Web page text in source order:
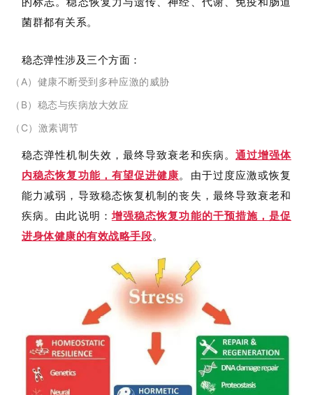
菌群都有关系。
稳态弹性涉及三个方面：
（A）健康不断受到多种应激的威胁
（B）稳态与疾病放大效应
（C）激素调节
稳态弹性机制失效，最终导致衰老和疾病。通过增强体
内稳态恢复功能，有望促进健康。由于过度应激或恢复
能力减弱，导致稳态恢复机制的丧失，最终导致衰老和
疾病。由此说明：增强稳态恢复功能的干预措施，是促
进身体健康的有效战略手段。